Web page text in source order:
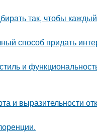
так, чтобы
способ придать
и
и выразительности